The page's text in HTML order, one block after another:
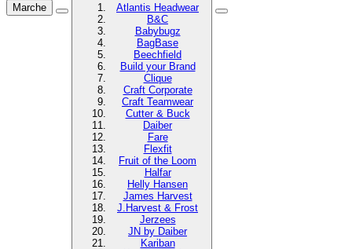
Marche
Atlantis Headwear
B&C
Babybugz
BagBase
Beechfield
Build your Brand
Clique
Craft Corporate
Craft Teamwear
Cutter & Buck
Daiber
Fare
Flexfit
Fruit of the Loom
Halfar
Helly Hansen
James Harvest
J.Harvest & Frost
Jerzees
JN by Daiber
Kariban